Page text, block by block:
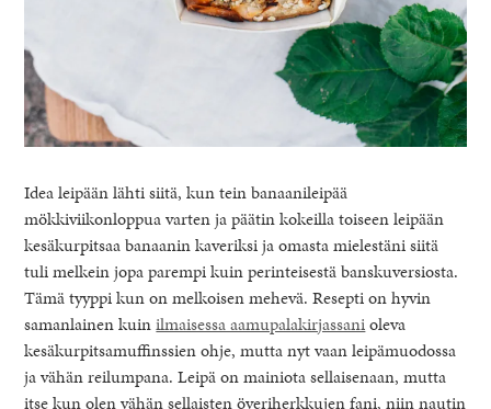
Idea leipään lähti siitä, kun tein banaanileipää
mökkiviikonloppua varten ja päätin kokeilla toiseen leipään
kesäkurpitsaa banaanin kaveriksi ja omasta mielestäni siitä
tuli melkein jopa parempi kuin perinteisestä banskuversiosta.
Tämä tyyppi kun on melkoisen mehevä. Resepti on hyvin
samanlainen kuinilmaisessa aamupalakirjassanioleva
kesäkurpitsamuffinssien ohje, mutta nyt vaan leipämuodossa
ja vähän reilumpana. Leipä on mainiota sellaisenaan, mutta
itse kun olen vähän sellaisten överiherkkujen fani, niin nautin